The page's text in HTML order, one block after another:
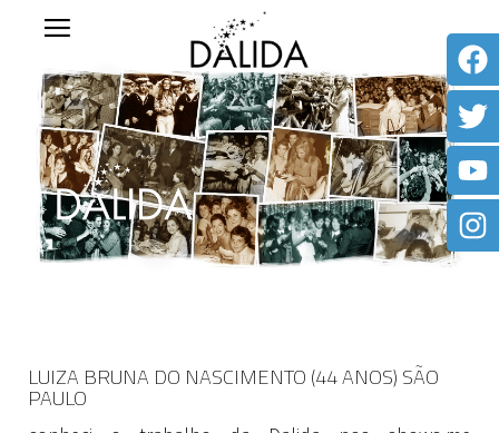
LUIZA BRUNA DO NASCIMENTO (44 ANOS) SÃO
PAULO